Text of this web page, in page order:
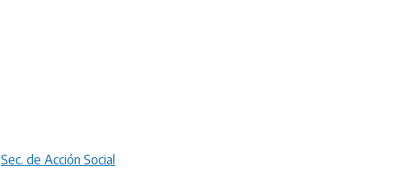
Sec. de Acción Social